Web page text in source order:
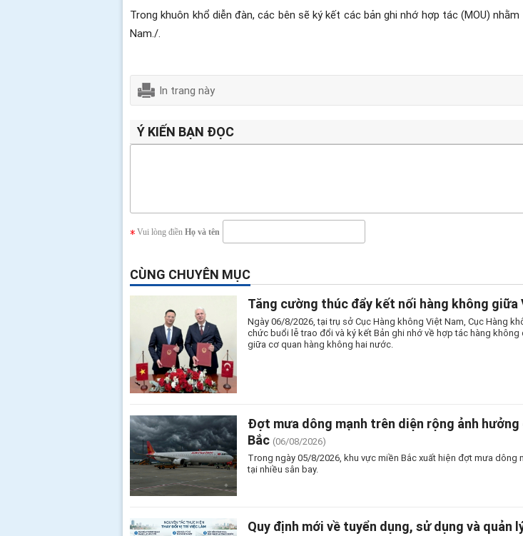
Trong khuôn khổ diễn đàn, các bên sẽ ký kết các bản ghi nhớ hợp tác (MOU)
Nam./.
In trang này
Ý KIẾN BẠN ĐỌC
Vui lòng điền Họ và tên
CÙNG CHUYÊN MỤC
Tăng cường thúc đẩy kết nối hàng không giữa
Ngày 06/8/2026, tại trụ sở Cục Hàng không Việt Nam, Cục Hàng
chức buổi lễ trao đổi và ký kết Bản ghi nhớ về hợp tác hàng
giữa cơ quan hàng không hai nước.
Đợt mưa dông mạnh trên diện rộng ảnh
Bắc (06/08/2026)
Trong ngày 05/8/2026, khu vực miền Bắc xuất hiện đợt mưa
tại nhiều sân bay.
Quy định mới về tuyển dụng, sử dụng và quản